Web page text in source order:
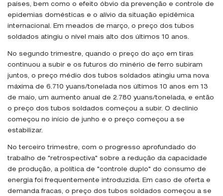
países, bem como o efeito óbvio da prevenção e controle de
epidemias domésticas e o alívio da situação epidêmica
internacional. Em meados de março, o preço dos tubos
soldados atingiu o nível mais alto dos últimos 10 anos.
No segundo trimestre, quando o preço do aço em tiras
continuou a subir e os futuros do minério de ferro subiram
juntos, o preço médio dos tubos soldados atingiu uma nova
máxima de 6.710 yuans/tonelada nos últimos 10 anos em 13
de maio, um aumento anual de 2.780 yuans/tonelada, e então
o preço dos tubos soldados começou a subir. O declínio
começou no início de junho e o preço começou a se
estabilizar.
No terceiro trimestre, com o progresso aprofundado do
trabalho de "retrospectiva" sobre a redução da capacidade
de produção, a política de "controle duplo" do consumo de
energia foi frequentemente introduzida. Em caso de oferta e
demanda fracas, o preço dos tubos soldados começou a se